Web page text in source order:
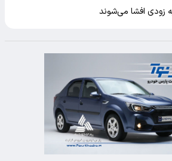
زودی افشا می‌شوند